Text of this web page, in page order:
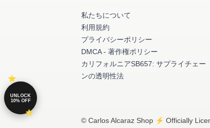
私たちについて
利用規約
プライバシーポリシー
DMCA - 著作権ポリシー
カリフォルニアSB657: サプライチェー
ンの透明性法
© Carlos Alcaraz Shop ⚡️ Officially
UNLOCK
10% OFF